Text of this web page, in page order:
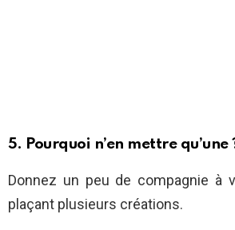
5. Pourquoi n’en mettre qu’une
Donnez un peu de compagnie à
plaçant plusieurs créations.